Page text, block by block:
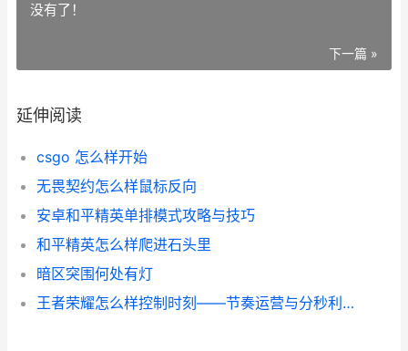
没有了！
下一篇 »
延伸阅读
csgo 怎么样开始
无畏契约怎么样鼠标反向
安卓和平精英单排模式攻略与技巧
和平精英怎么样爬进石头里
暗区突围何处有灯
王者荣耀怎么样控制时刻——节奏运营与分秒利用全攻略